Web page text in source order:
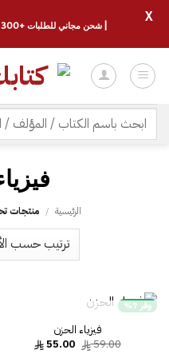
للمحتوى
البحث
عن:
الرئيسية / منتجات
وفر 7%
غير متوفر في المخزون
فيزياء الحزن‎
59.00
السعر
55.00 السعر
الحالي
| شحن مجاني للطلبات +300 ريال | تغليف مجاني للطلبات +150 ريال |
X